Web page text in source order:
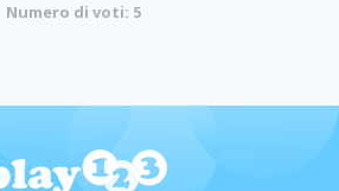
Numero di voti: 5